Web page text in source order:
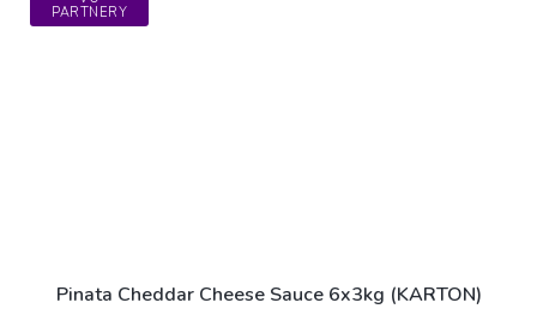
PARTNERY
Pinata Cheddar Cheese Sauce 6x3kg (KARTON)